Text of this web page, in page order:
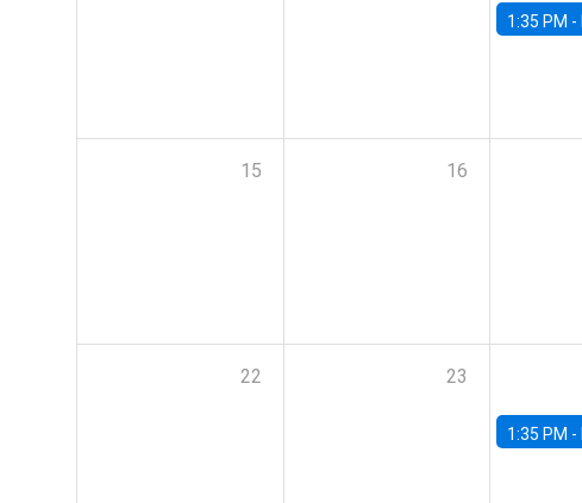
1:35 PM -
15 16
22 23
1:35 PM -